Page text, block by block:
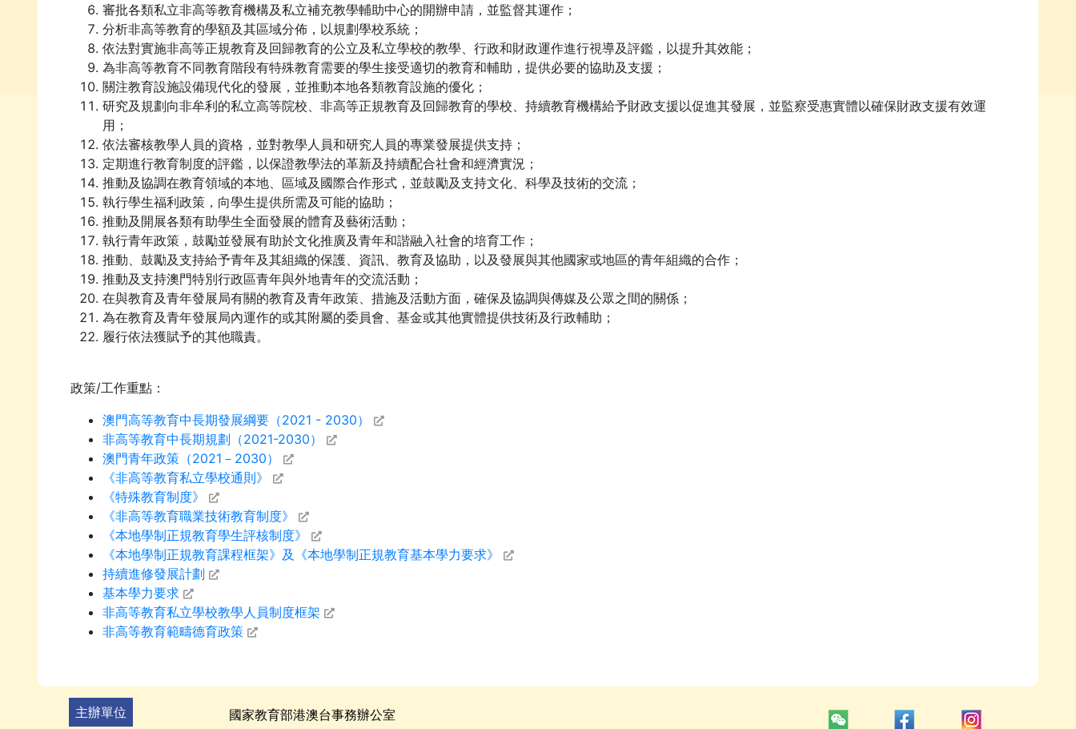
審批各類私立非高等教育機構及私立補充教學輔助中心的開辦申請，並監督其運作；
分析非高等教育的學額及其區域分佈，以規劃學校系統；
依法對實施非高等正規教育及回歸教育的公立及私立學校的教學、行政和財政運作進行視導及評鑑，以提升其效能；
為非高等教育不同教育階段有特殊教育需要的學生接受適切的教育和輔助，提供必要的協助及支援；
關注教育設施設備現代化的發展，並推動本地各類教育設施的優化；
研究及規劃向非牟利的私立高等院校、非高等正規教育及回歸教育的學校、持續教育機構給予財政支援以促進其發展，並監察受惠實體以確保財政支援有效運
用；
依法審核教學人員的資格，並對教學人員和研究人員的專業發展提供支持；
定期進行教育制度的評鑑，以保證教學法的革新及持續配合社會和經濟實況；
推動及協調在教育領域的本地、區域及國際合作形式，並鼓勵及支持文化、科學及技術的交流；
執行學生福利政策，向學生提供所需及可能的協助；
推動及開展各類有助學生全面發展的體育及藝術活動；
執行青年政策，鼓勵並發展有助於文化推廣及青年和諧融入社會的培育工作；
推動、鼓勵及支持給予青年及其組織的保護、資訊、教育及協助，以及發展與其他國家或地區的青年組織的合作；
推動及支持澳門特別行政區青年與外地青年的交流活動；
在與教育及青年發展局有關的教育及青年政策、措施及活動方面，確保及協調與傳媒及公眾之間的關係；
為在教育及青年發展局內運作的或其附屬的委員會、基金或其他實體提供技術及行政輔助；
履行依法獲賦予的其他職責。
政策/工作重點：
澳門高等教育中長期發展綱要（2021 - 2030）
非高等教育中長期規劃（2021-2030）
澳門青年政策（2021－2030）
《非高等教育私立學校通則》
《特殊教育制度》
《非高等教育職業技術教育制度》
《本地學制正規教育學生評核制度》
《本地學制正規教育課程框架》及《本地學制正規教育基本學力要求》
持續進修發展計劃
基本學力要求
非高等教育私立學校教學人員制度框架
非高等教育範疇德育政策
主辦單位 國家教育部港澳台事務辦公室